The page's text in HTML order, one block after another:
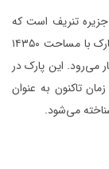
تنریف است که
گردشگران زیادی را به سمت خود جلب می‌کند. این پارک با مساحت ۱۴۳۵۰
می‌رود. این پارک در
زمان تاکنون به عنوان
می‌شود.